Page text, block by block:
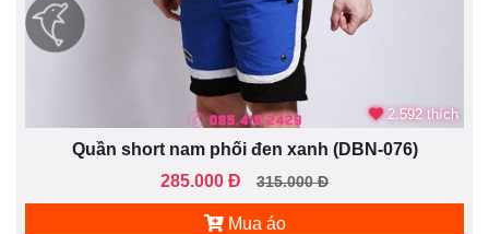
2.592 thích
Quần short nam phối đen xanh (DBN-076)
285.000 Đ
315.000 Đ
Mua áo